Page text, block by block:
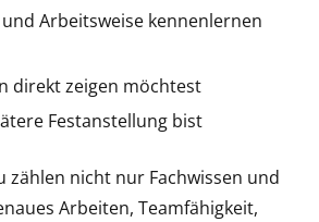
Arbeitsweise kennenlernen
direkt zeigen möchtest
Festanstellung bist
zählen nicht nur Fachwissen und
Arbeiten, Teamfähigkeit,